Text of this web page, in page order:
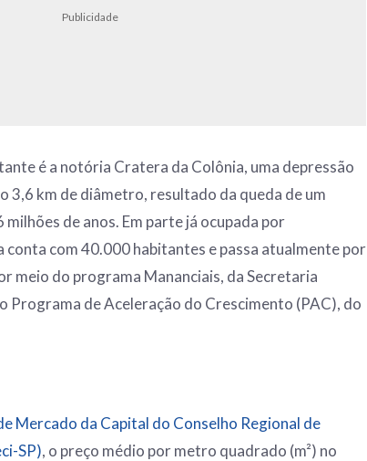
Publicidade
é a notória Cratera da Colônia, uma depressão
3,6 km de diâmetro, resultado da queda de um
de anos. Em parte já ocupada por
com 40.000 habitantes e passa atualmente por
meio do programa Mananciais, da Secretaria
Programa de Aceleração do Crescimento (PAC), do
Mercado da Capital do Conselho Regional de
SP), o preço médio por metro quadrado (m²) no